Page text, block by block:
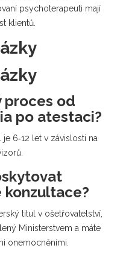
psychoterapeuti mají
klientů.
proces od
po atestaci?
6‑12 let v závislosti na
titul v ošetřovatelství,
Ministerstvem a máte
onemocněními.